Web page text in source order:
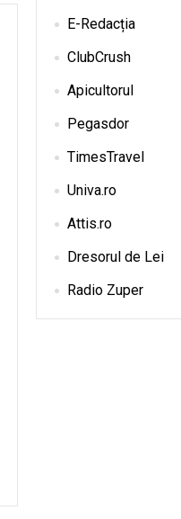
E-Redacția
ClubCrush
Apicultorul
Pegasdor
TimesTravel
Univa.ro
Attis.ro
Dresorul de Lei
Radio Zuper